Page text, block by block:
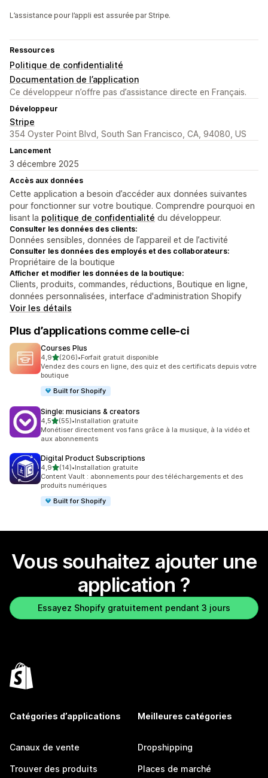
L’assistance pour l’appli est assurée par Stripe.
Ressources
Politique de confidentialité
Documentation de l’application
Ce développeur n’offre pas d’assistance directe en Français.
Développeur
Stripe
354 Oyster Point Blvd, South San Francisco, CA, 94080, US
Lancement
3 décembre 2025
Accès aux données
Cette application a besoin d’accéder aux données suivantes
pour fonctionner sur votre boutique. Comprendre pourquoi en
lisant la politique de confidentialité du développeur.
Consulter les données des clients:
Données sensibles, données de l’appareil et de l’activité
Consulter les données des employés et des collaborateurs:
Propriétaire de la boutique
Afficher et modifier les données de la boutique:
Clients, produits, commandes, réductions, Boutique en ligne,
données personnalisées, interface d'administration Shopify
Voir les détails
Plus d’applications comme celle-ci
Courses Plus
4,9étoile(s) sur 5
(206)
206 avis au total
•Forfait gratuit disponible
Vendez des cours en ligne, des quiz et des certificats depuis votre
boutique
Built for Shopify
Single: musicians & creators
4,5étoile(s) sur 5
(55)
55 avis au total
•Installation gratuite
Monétiser directement vos fans grâce à la musique, à la vidéo et
aux abonnements
Digital Product Subscriptions
4,9étoile(s) sur 5
(14)
14 avis au total
•Installation gratuite
Content Vault : abonnements pour des téléchargements et des
produits numériques
Built for Shopify
Vous souhaitez ajouter une
application ?
Essayez Shopify gratuitement pendant 3 jours
Catégories d’applications
Canaux de vente
Trouver des produits
Meilleures catégories
Dropshipping
Places de marché